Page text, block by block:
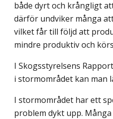
både dyrt och krångligt
därför undviker många
vilket får till följd att
mindre produktiv och
I Skogsstyrelsens
i stormområdet kan man
I stormområdet har ett
problem dykt upp.